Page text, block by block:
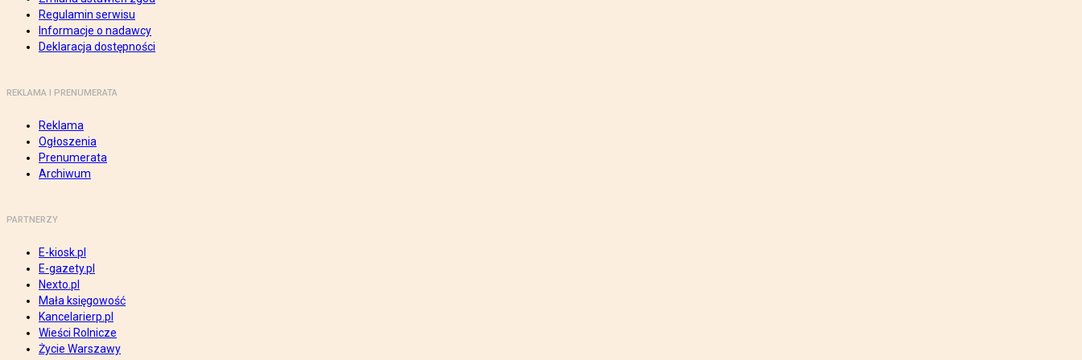
Regulamin serwisu
Informacje o nadawcy
Deklaracja dostępności
REKLAMA I PRENUMERATA
Reklama
Ogłoszenia
Prenumerata
Archiwum
PARTNERZY
E-kiosk.pl
E-gazety.pl
Nexto.pl
Mała księgowość
Kancelarierp.pl
Wieści Rolnicze
Życie Warszawy